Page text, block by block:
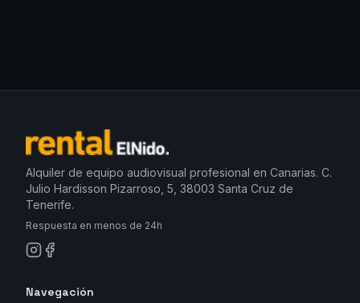
Alquiler de equipo audiovisual profesional en Canarias. C.
Julio Hardisson Pizarroso, 5, 38003 Santa Cruz de
Tenerife.
Respuesta en menos de 24h
Navegación